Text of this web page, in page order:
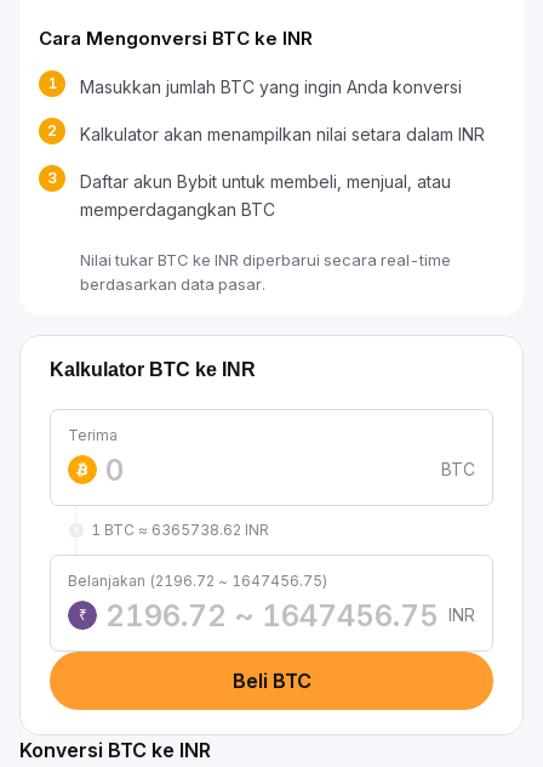
Cara Mengonversi BTC ke INR
1 Masukkan jumlah BTC yang ingin Anda konversi
2 Kalkulator akan menampilkan nilai setara dalam INR
3
Daftar akun Bybit untuk membeli, menjual, atau
memperdagangkan BTC
Nilai tukar BTC ke INR diperbarui secara real-time
berdasarkan data pasar.
Kalkulator BTC ke INR
Terima
BTC
1 BTC ≈ 6365738.62 INR
Belanjakan (2196.72 ~ 1647456.75)
₹
INR
Beli BTC
Konversi BTC ke INR